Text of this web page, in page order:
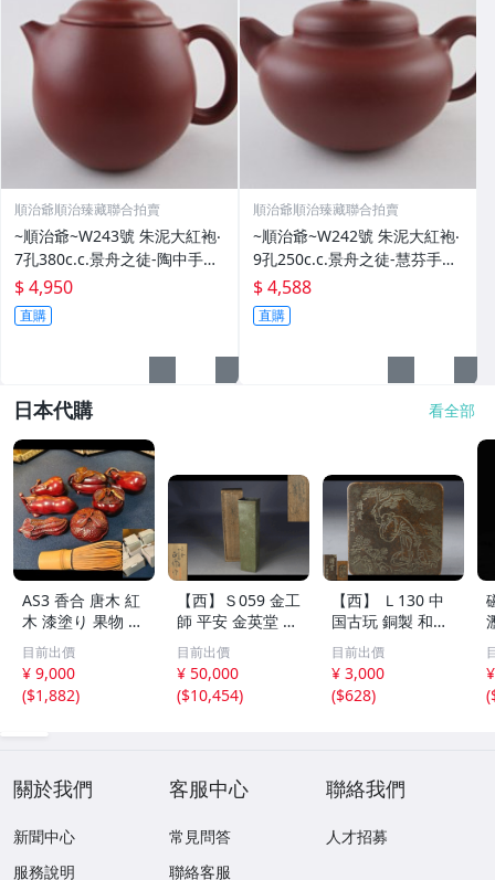
順治爺順治臻藏聯合拍賣
~順治爺~W243號 朱泥大紅袍‧
7孔380c.c.景舟之徒-陶中手製
@4950元(壺蓋)
$ 4,950
直購
順治爺順治臻藏聯合拍賣
~順治爺~W242號 朱泥大紅袍‧
9孔250c.c.景舟之徒-慧芬手製
@4588元起標
$ 4,588
直購
日本代購 看全部
AS3 香合 唐木 紅
木 漆塗り 果物 野
菜 7点 未使用 茶
道具 小物
目前出價
¥ 9,000
($1,882)
【西】Ｓ059 金工
師 平安 金英堂 正
修 銅製 四方 花器
共箱
目前出價
¥ 50,000
($10,454)
【西】 Ｌ130 中
国古玩 銅製 和興
松彫 蓋物 唐物
目前出價
¥ 3,000
($628)
(
關於我們
新聞中心
服務說明
客服中心
常見問答
聯絡客服
聯絡我們
人才招募